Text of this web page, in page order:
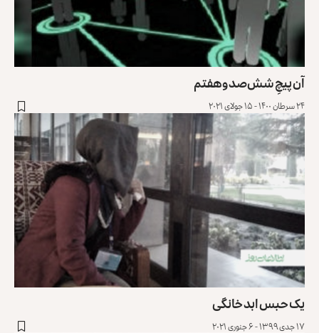
آن پیچِ شش‌صد و هفتم
۲۴ سرطان ۱۴۰۰ - ۱۵ جولای ۲۰۲۱
یک حبس ابد خانگی
۱۷ جدی ۱۳۹۹ - ۶ جنوری ۲۰۲۱